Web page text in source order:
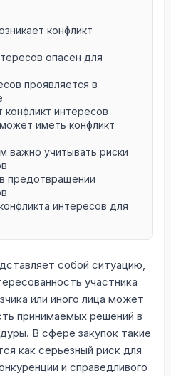
конфликт
опасен для
проявляется в
интересов
иметь конфликт
важно учитывать риски
предотвращении
интересов для
собой ситуацию,
участника
или иного лица может
принимаемых решений в
В сфере закупок такие
как серьезный риск для
и справедливого